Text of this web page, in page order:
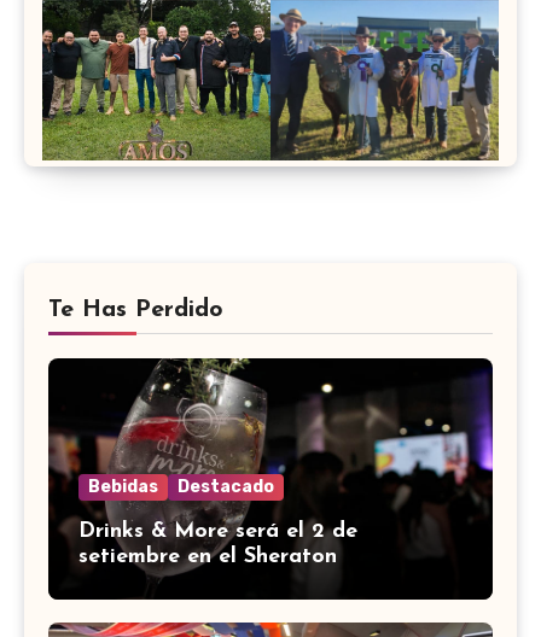
Te Has Perdido
Bebidas Destacado
Drinks & More será el 2 de
setiembre en el Sheraton